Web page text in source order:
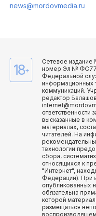
news@mordovmedia.ru
18+
Сетевое
номер Эл № ФС77-
Федеральной
информационных
коммуникаций.
редактор
высказанные в
материалах,
читателей. На
технологии
сбора,
относящихся к
"Интернет",
Федерации). При
опубликованных
обязательна
которой
размещаться